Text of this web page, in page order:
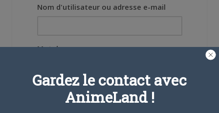
Nom d'utilisateur ou adresse e-mail
Mot de passe
Gardez le contact avec
AnimeLand !